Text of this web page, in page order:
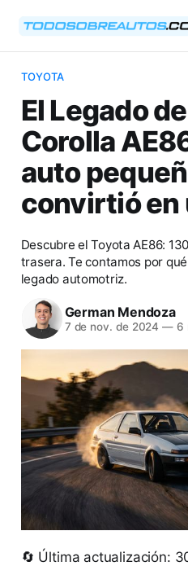
TOYOTA
El Legado
Corolla
auto
convirtió en
Descubre el Toyota AE86:
trasera. Te contamos por
legado automotriz.
German Mendoza
7 de nov. de 2024 — 6
🔄 Última actualización: